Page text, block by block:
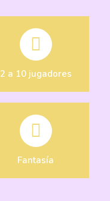
2 a 10 jugadores
Fantasía